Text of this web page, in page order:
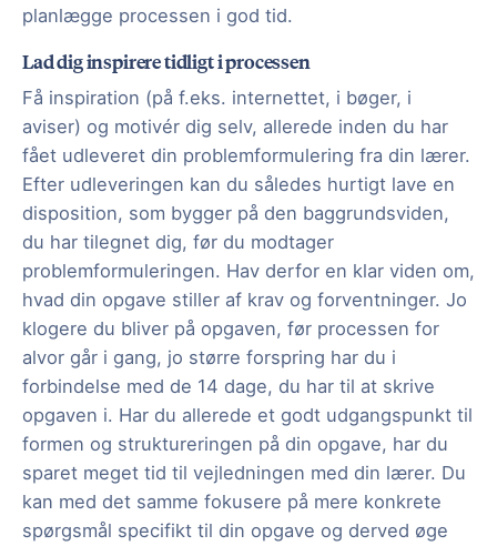
planlægge processen i god tid.
Lad dig inspirere tidligt i processen
Få inspiration (på f.eks. internettet, i bøger, i
aviser) og motivér dig selv, allerede inden du har
fået udleveret din problemformulering fra din lærer.
Efter udleveringen kan du således hurtigt lave en
disposition, som bygger på den baggrundsviden,
du har tilegnet dig, før du modtager
problemformuleringen. Hav derfor en klar viden om,
hvad din opgave stiller af krav og forventninger. Jo
klogere du bliver på opgaven, før processen for
alvor går i gang, jo større forspring har du i
forbindelse med de 14 dage, du har til at skrive
opgaven i. Har du allerede et godt udgangspunkt til
formen og struktureringen på din opgave, har du
sparet meget tid til vejledningen med din lærer. Du
kan med det samme fokusere på mere konkrete
spørgsmål specifikt til din opgave og derved øge